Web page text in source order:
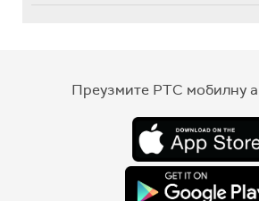
Преузмите РТС мобилну